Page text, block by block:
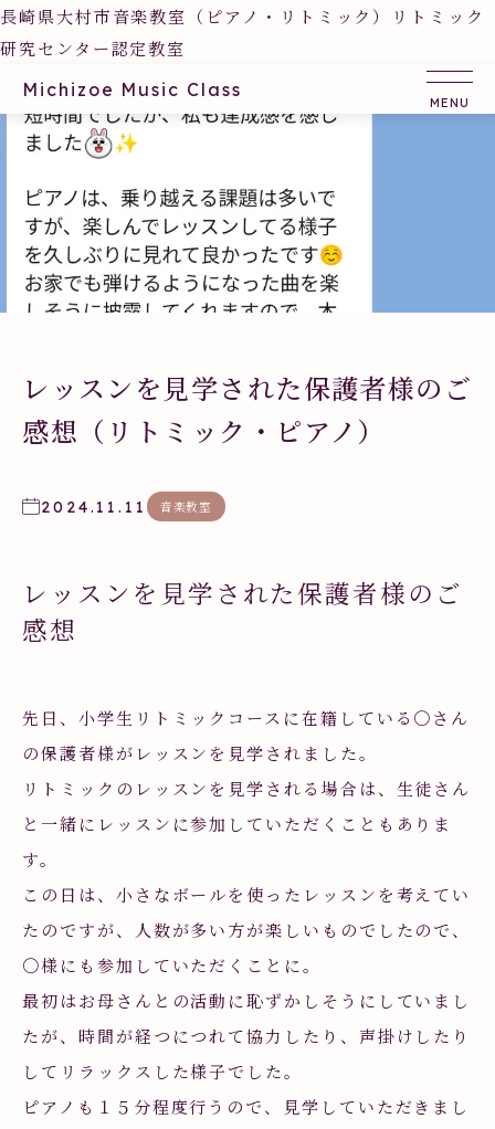
長崎県大村市音楽教室（ピアノ・リトミック）リトミック
研究センター認定教室
Michizoe Music Class
レッスンを見学された保護者様のご
感想（リトミック・ピアノ）
2024.11.11 音楽教室
レッスンを見学された保護者様のご
感想
先日、小学生リトミックコースに在籍している〇さん
の保護者様がレッスンを見学されました。
リトミックのレッスンを見学される場合は、生徒さん
と一緒にレッスンに参加していただくこともありま
す。
この日は、小さなボールを使ったレッスンを考えてい
たのですが、人数が多い方が楽しいものでしたので、
〇様にも参加していただくことに。
最初はお母さんとの活動に恥ずかしそうにしていまし
たが、時間が経つにつれて協力したり、声掛けしたり
してリラックスした様子でした。
ピアノも１５分程度行うので、見学していただきまし